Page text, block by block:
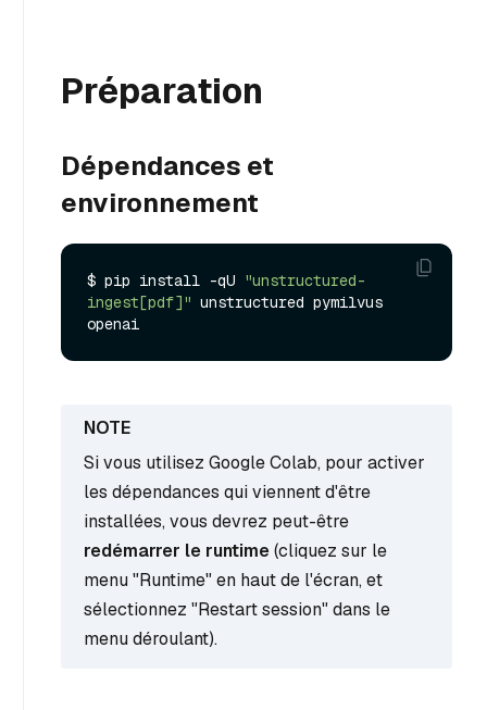
Préparation
Dépendances et
environnement
$ pip install -qU "unstructured-
ingest[pdf]" unstructured pymilvus
Si vous utilisez Google Colab, pour activer
les dépendances qui viennent d'être
installées, vous devrez peut-être
redémarrer le runtime(cliquez sur le
menu "Runtime" en haut de l'écran, et
sélectionnez "Restart session" dans le
menu déroulant).